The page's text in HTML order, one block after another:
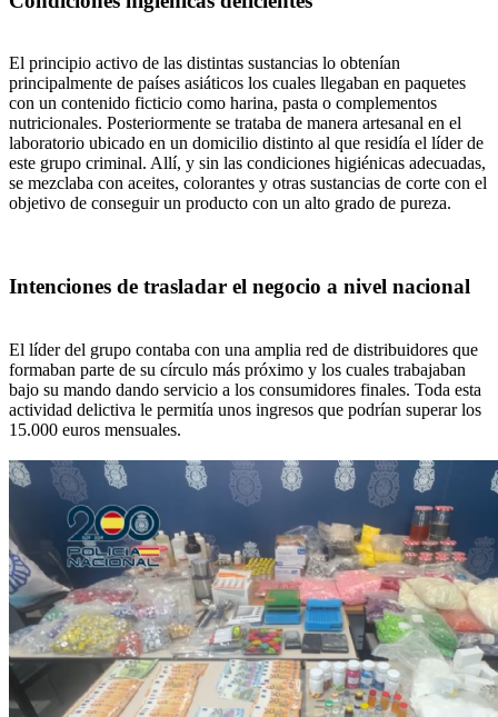
El principio activo de las distintas sustancias lo obtenían
principalmente de países asiáticos los cuales llegaban en paquetes
con un contenido ficticio como harina, pasta o complementos
nutricionales. Posteriormente se trataba de manera artesanal en el
laboratorio ubicado en un domicilio distinto al que residía el líder de
este grupo criminal. Allí, y sin las condiciones higiénicas adecuadas,
se mezclaba con aceites, colorantes y otras sustancias de corte con el
objetivo de conseguir un producto con un alto grado de pureza.
Intenciones de trasladar el negocio a nivel nacional
El líder del grupo contaba con una amplia red de distribuidores que
formaban parte de su círculo más próximo y los cuales trabajaban
bajo su mando dando servicio a los consumidores finales. Toda esta
actividad delictiva le permitía unos ingresos que podrían superar los
15.000 euros mensuales.